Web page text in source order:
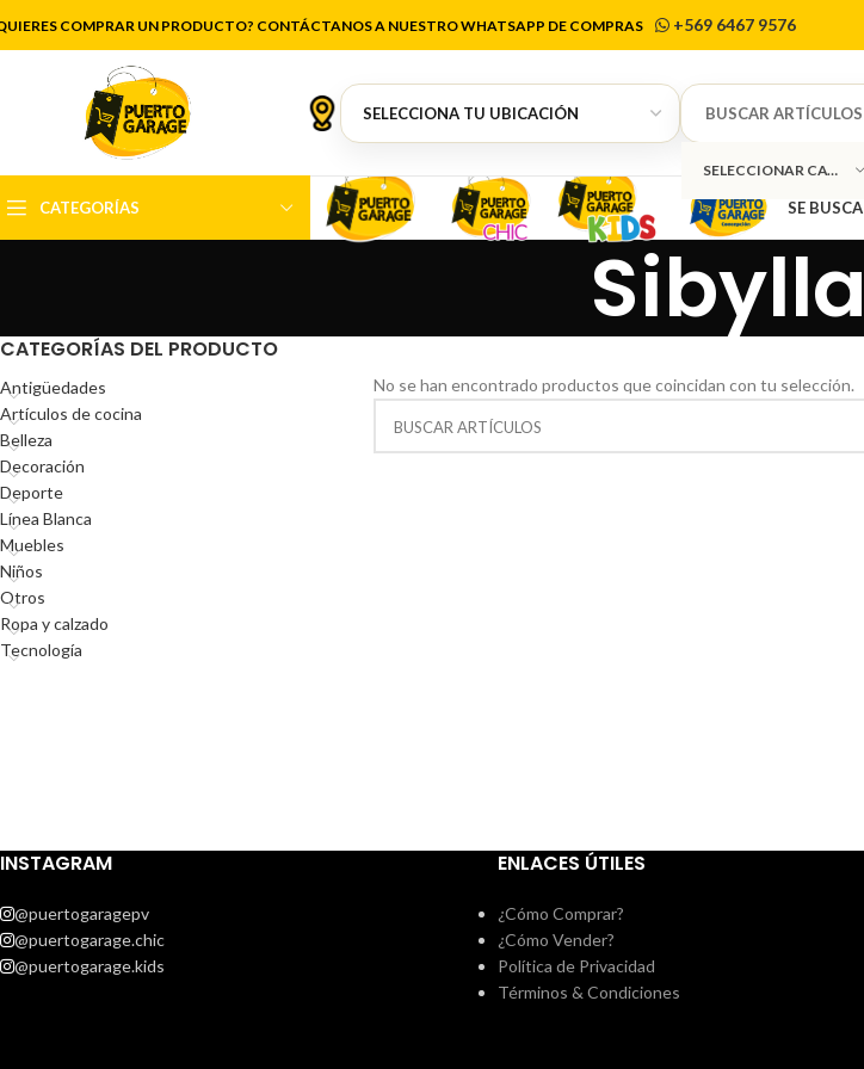
COMPRAR UN PRODUCTO? CONTÁCTANOS A NUESTRO WHATSAPP DE COMPRAS +569 6467 9576
SELECCIONAR CATEGORÍA
CATEGORÍAS SE BUSCA
Sibylla
CATEGORÍAS DEL PRODUCTO
Antigüedades
Artículos de cocina
Belleza
Decoración
Deporte
Línea Blanca
Muebles
Niños
Otros
Ropa y calzado
Tecnología
No se han encontrado productos que coincidan con tu selección.
INSTAGRAM
@puertogaragepv
@puertogarage.chic
@puertogarage.kids
ENLACES ÚTILES
¿Cómo Comprar?
¿Cómo Vender?
Política de Privacidad
Términos & Condiciones